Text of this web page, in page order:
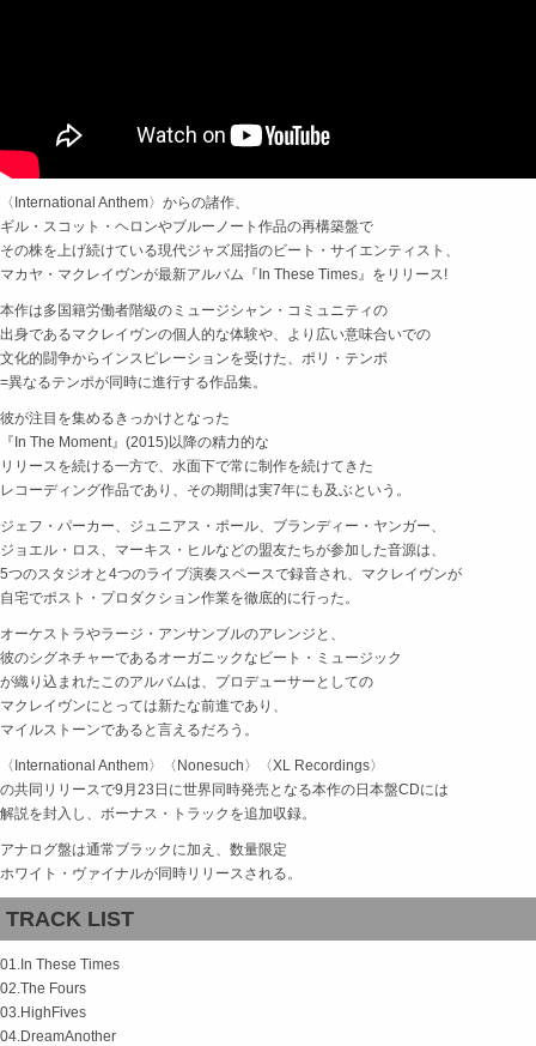
〈International Anthem〉からの諸作、
ギル・スコット・ヘロンやブルーノート作品の再構築盤で
その株を上げ続けている現代ジャズ屈指のビート・サイエンティスト、
マカヤ・マクレイヴンが最新アルバム『In These Times』をリリース!
本作は多国籍労働者階級のミュージシャン・コミュニティの
出身であるマクレイヴンの個人的な体験や、より広い意味合いでの
文化的闘争からインスピレーションを受けた、ポリ・テンポ
=異なるテンポが同時に進行する作品集。
彼が注目を集めるきっかけとなった
『In The Moment』(2015)以降の精力的な
リリースを続ける一方で、水面下で常に制作を続けてきた
レコーディング作品であり、その期間は実7年にも及ぶという。
ジェフ・パーカー、ジュニアス・ポール、ブランディー・ヤンガー、
ジョエル・ロス、マーキス・ヒルなどの盟友たちが参加した音源は、
5つのスタジオと4つのライブ演奏スペースで録音され、マクレイヴンが
自宅でポスト・プロダクション作業を徹底的に行った。
オーケストラやラージ・アンサンブルのアレンジと、
彼のシグネチャーであるオーガニックなビート・ミュージック
が織り込まれたこのアルバムは、プロデューサーとしての
マクレイヴンにとっては新たな前進であり、
マイルストーンであると言えるだろう。
〈International Anthem〉〈Nonesuch〉〈XL Recordings〉
の共同リリースで9月23日に世界同時発売となる本作の日本盤CDには
解説を封入し、ボーナス・トラックを追加収録。
アナログ盤は通常ブラックに加え、数量限定
ホワイト・ヴァイナルが同時リリースされる。
TRACK LIST
01.In These Times
02.The Fours
03.HighFives
04.DreamAnother